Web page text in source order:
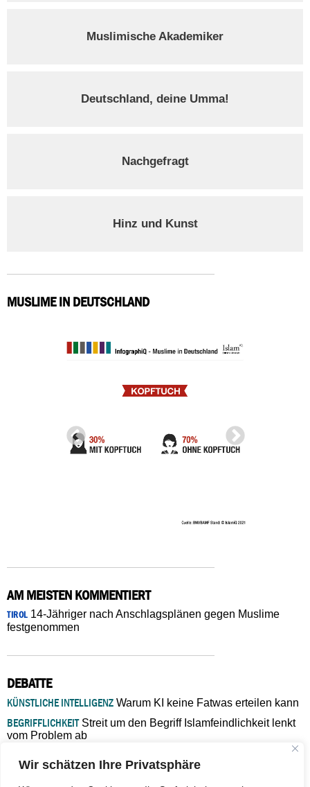
Wir schätzen Ihre Privatsphäre
Muslimische Akademiker
Deutschland, deine Umma!
Nachgefragt
Hinz und Kunst
MUSLIME IN DEUTSCHLAND
AM MEISTEN KOMMENTIERT
TIROL14-Jähriger nach Anschlagsplänen gegen Muslime
festgenommen
DEBATTE
KÜNSTLICHE INTELLIGENZ Warum KI keine Fatwas erteilen kann
BEGRIFFLICHKEITStreit um den Begriff Islamfeindlichkeit lenkt
vom Problem ab
Verantwortung bleibt“